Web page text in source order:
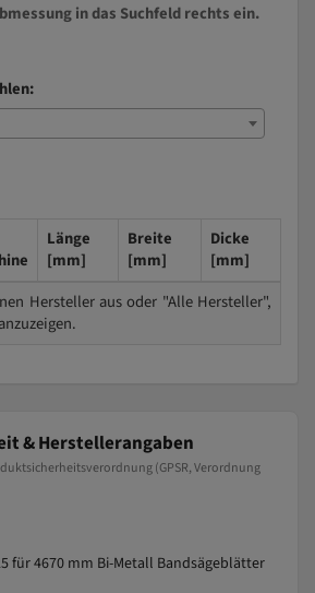
in das Suchfeld rechts ein.
Länge
[mm]
Breite
[mm]
Dicke
[mm]
Hersteller aus oder "Alle Hersteller",
& Herstellerangaben
(GPSR, Verordnung
für 4670 mm Bi-Metall Bandsägeblätter